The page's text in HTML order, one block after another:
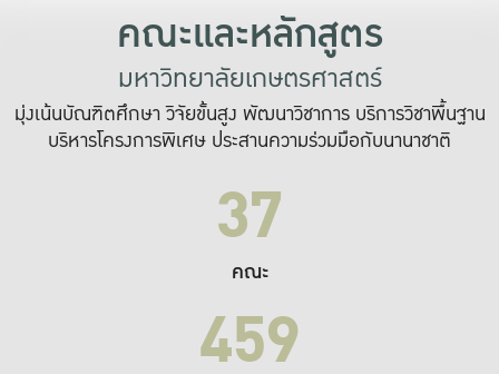
คณะและหลักสูตร
มหาวิทยาลัยเกษตรศาสตร์
มุ่งเน้นบัณฑิตศึกษา วิจัยขั้นสูง พัฒนาวิชาการ บริการวิชาพื้นฐาน
บริหารโครงการพิเศษ ประสานความร่วมมือกับนานาชาติ
37
คณะ
459